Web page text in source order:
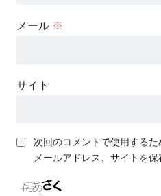
メール ※
サイト
次回のコメントで使用するた
メールアドレス、サイトを保